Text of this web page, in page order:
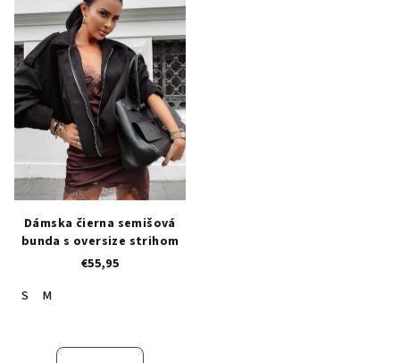
Dámska čierna semišová
bunda s oversize strihom
€55,95
S
M